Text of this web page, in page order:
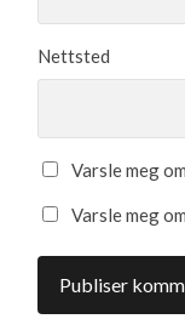
Nettsted
Varsle meg
Varsle meg